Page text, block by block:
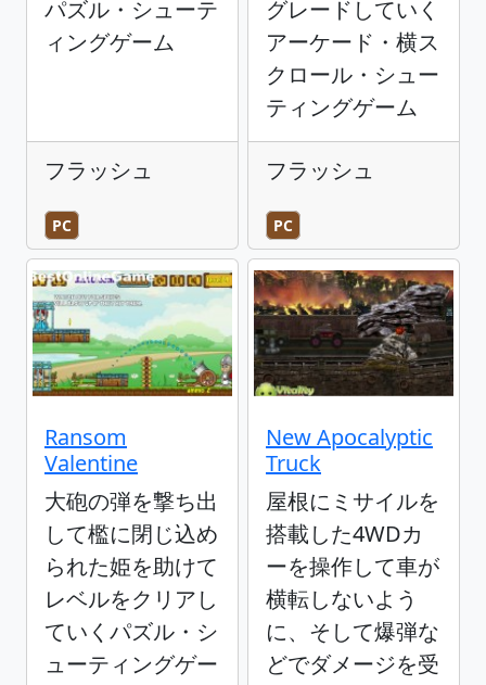
パズル・シューテ
ィングゲーム
フラッシュ
PC
グレードしていく
アーケード・横ス
クロール・シュー
ティングゲーム
フラッシュ
PC
Ransom
Valentine
大砲の弾を撃ち出
して檻に閉じ込め
られた姫を助けて
レベルをクリアし
ていくパズル・シ
ューティングゲー
New Apocalyptic
Truck
屋根にミサイルを
搭載した4WDカ
ーを操作して車が
横転しないよう
に、そして爆弾な
どでダメージを受